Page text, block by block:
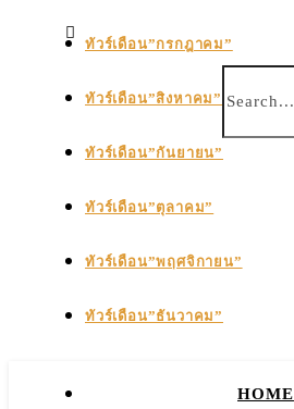
ทัวร์เดือน”กรกฎาคม”
ทัวร์เดือน”สิงหาคม”
ทัวร์เดือน”กันยายน”
ทัวร์เดือน”ตุลาคม”
ทัวร์เดือน”พฤศจิกายน”
ทัวร์เดือน”ธันวาคม”
HOME